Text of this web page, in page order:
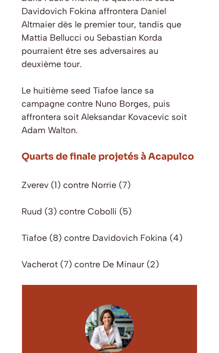
Davidovich Fokina affrontera Daniel
Altmaier dès le premier tour, tandis que
Mattia Bellucci ou Sebastian Korda
pourraient être ses adversaires au
deuxième tour.
Le huitième seed Tiafoe lance sa
campagne contre Nuno Borges, puis
affrontera soit Aleksandar Kovacevic soit
Adam Walton.
Quarts de finale projetés à Acapulco
Zverev (1) contre Norrie (7)
Ruud (3) contre Cobolli (5)
Tiafoe (8) contre Davidovich Fokina (4)
Vacherot (7) contre De Minaur (2)